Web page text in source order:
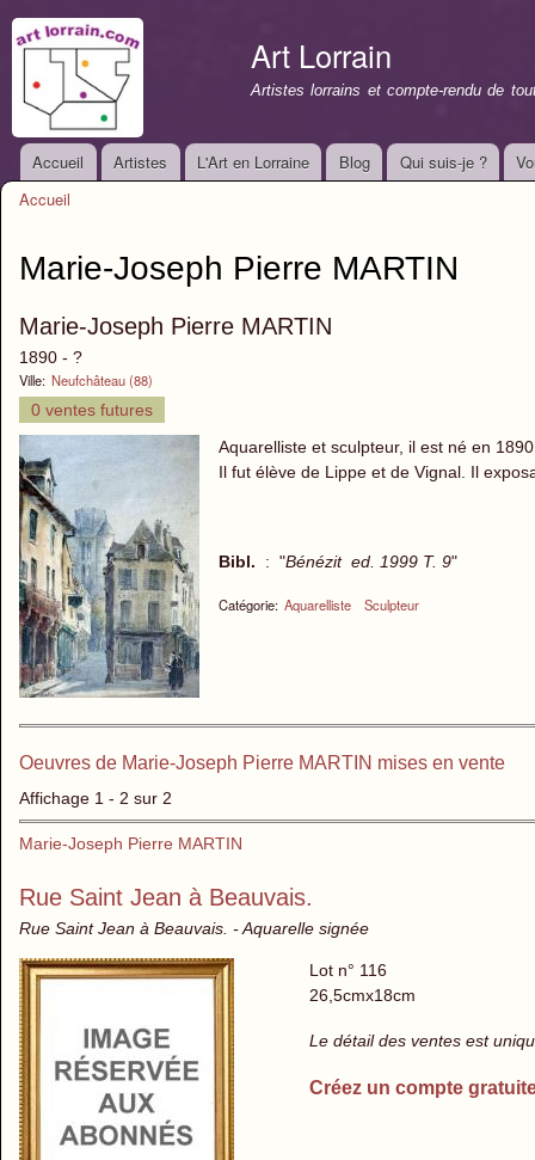
Art Lorrain
Artistes lorrains et compte-rendu de
Menu principal
Accueil Artistes L'Art en Lorraine Blog Qui suis-je ?
Accueil
Marie-Joseph Pierre MARTIN
Marie-Joseph Pierre MARTIN
1890 - ?
Ville: Neufchâteau (88)
0 ventes futures
Aquarelliste et sculpteur, il est né en
Il fut élève de Lippe et de Vignal. Il
Bibl. : "Bénézit ed. 1999 T. 9"
Catégorie: Aquarelliste Sculpteur
Oeuvres de Marie-Joseph Pierre MARTIN mises en vente
Affichage 1 - 2 sur 2
Marie-Joseph Pierre MARTIN
Rue Saint Jean à Beauvais.
Rue Saint Jean à Beauvais. - Aquarelle signée
Lot n° 116
26,5cmx18cm
Le détail des ventes est
Créez un compte